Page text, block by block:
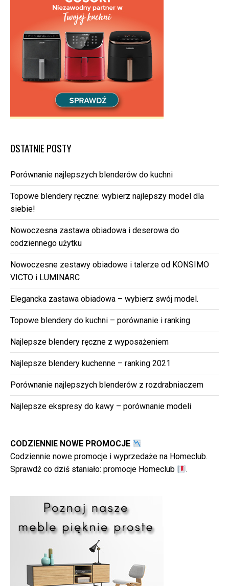
OSTATNIE POSTY
Porównanie najlepszych blenderów do kuchni
Topowe blendery ręczne: wybierz najlepszy model dla
siebie!
Nowoczesna zastawa obiadowa i deserowa do
codziennego użytku
Nowoczesne zestawy obiadowe i talerze od KONSIMO
VICTO i LUMINARC
Elegancka zastawa obiadowa – wybierz swój model.
Topowe blendery do kuchni – porównanie i ranking
Najlepsze blendery ręczne z wyposażeniem
Najlepsze blendery kuchenne – ranking 2021
Porównanie najlepszych blenderów z rozdrabniaczem
Najlepsze ekspresy do kawy – porównanie modeli
CODZIENNIE NOWE PROMOCJE
Codziennie nowe promocje i wyprzedaże na Homeclub.
Sprawdź co dziś staniało: promocje Homeclub .